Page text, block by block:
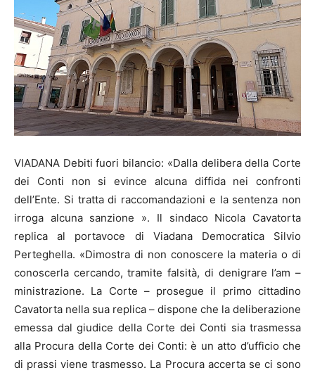
VIADANA Debiti fuori bilancio: «Dalla delibera della Corte
dei Conti non si evince alcuna diffida nei confronti
dell’Ente. Si tratta di raccomandazioni e la sentenza non
irroga alcuna sanzione ». Il sindaco Nicola Cavatorta
replica al portavoce di Viadana Democratica Silvio
Perteghella. «Dimostra di non conoscere la materia o di
conoscerla cercando, tramite falsità, di denigrare l’am –
ministrazione. La Corte – prosegue il primo cittadino
Cavatorta nella sua replica – dispone che la deliberazione
emessa dal giudice della Corte dei Conti sia trasmessa
alla Procura della Corte dei Conti: è un atto d’ufficio che
di prassi viene trasmesso. La Procura accerta se ci sono